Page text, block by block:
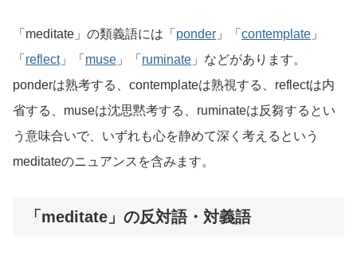
「meditate」の類義語には「 ponder 」「 contemplate 」
「 reflect」「 muse 」「 ruminate 」などがあります。
ponderは熟考する、contemplateは熟視する、reflectは内
省する、museは沈思黙考する、ruminateは反芻するとい
う意味合いで、いずれも心を静めて深く考えるという
meditateのニュアンスを含みます。
「meditate」の反対語・対義語